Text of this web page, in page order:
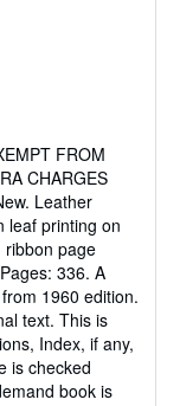
FROM
CHARGES
Leather
leaf printing on
ribbon page
336. A
1960 edition.
text. This is
Index, if any,
is checked
book is